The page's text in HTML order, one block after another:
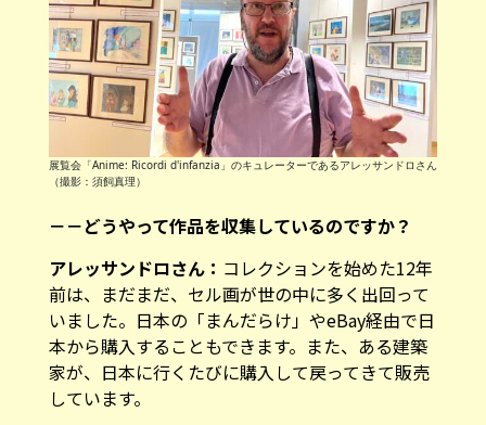
展覧会「Anime: Ricordi d'infanzia」のキュレーターであるアレッサンドロさん
（撮影：須飼真理）
－－どうやって作品を収集しているのですか？
アレッサンドロさん： コレクションを始めた12年
前は、まだまだ、セル画が世の中に多く出回って
いました。日本の「まんだらけ」やeBay経由で日
本から購入することもできます。また、ある建築
家が、日本に行くたびに購入して戻ってきて販売
しています。